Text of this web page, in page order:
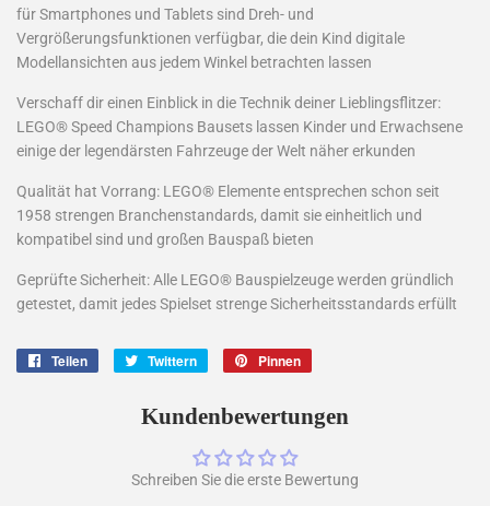
für Smartphones und Tablets sind Dreh- und
Vergrößerungsfunktionen verfügbar, die dein Kind digitale
Modellansichten aus jedem Winkel betrachten lassen
Verschaff dir einen Einblick in die Technik deiner Lieblingsflitzer:
LEGO® Speed Champions Bausets lassen Kinder und Erwachsene
einige der legendärsten Fahrzeuge der Welt näher erkunden
Qualität hat Vorrang: LEGO® Elemente entsprechen schon seit
1958 strengen Branchenstandards, damit sie einheitlich und
kompatibel sind und großen Bauspaß bieten
Geprüfte Sicherheit: Alle LEGO® Bauspielzeuge werden gründlich
getestet, damit jedes Spielset strenge Sicherheitsstandards erfüllt
Teilen Twittern
twittern
Pinnen
pinnen
Kundenbewertungen
Schreiben Sie die erste Bewertung